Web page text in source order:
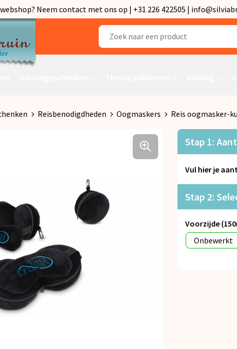
Neem contact met ons op | +31 226 422505 |
Reisbenodigdheden Oogmaskers Reis oogmasker-
Stap 1:
Vul hier je
Stap 2:
Voorzijde
Onbewerkt